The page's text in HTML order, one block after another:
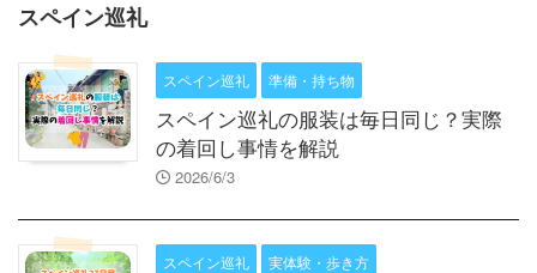
スペイン巡礼
スペイン巡礼 準備・持ち物
スペイン巡礼の服装は毎日同じ？実際
の着回し事情を解説
2026/6/3
スペイン巡礼 実体験・歩き方